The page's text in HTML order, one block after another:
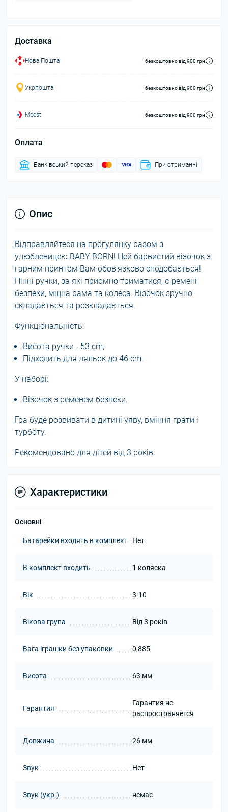
Доставка
Нова Пошта безкоштовно від 900 грн
Укрпошта безкоштовно від 900 грн
Meest безкоштовно від 900 грн
Оплата
Банківський переказ При отриманні
Опис
Відправляйтеся на прогулянку разом з
улюбленицею BABY BORN! Цей барвистий візочок з
гарним принтом Вам обов'язково сподобається!
Пінні ручки, за які приємно триматися, є ремені
безпеки, міцна рама та колеса. Візочок зручно
складається та розкладається.
Функціональність:
Висота ручки - 53 cm,
Підходить для ляльок до 46 cm.
У наборі:
Візочок з ременем безпеки.
Гра буде розвивати в дитині уяву, вміння грати і
турботу.
Рекомендовано для дітей від 3 років.
Характеристики
Основні
Батарейки входять в комплект Нет
В комплект входить 1 коляска
Вік 3-10
Вікова група Від 3 років
Вага іграшки без упаковки 0,885
Висота 63 мм
Гарантия
Гарантия не
распространяется
Довжина 26 мм
Звук Нет
Звук (укр.) немає